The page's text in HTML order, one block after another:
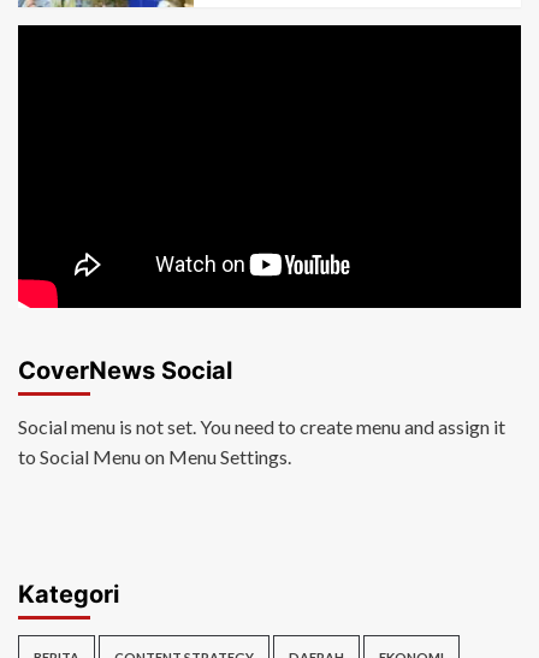
CoverNews Social
Social menu is not set. You need to create menu and assign it
to Social Menu on Menu Settings.
Kategori